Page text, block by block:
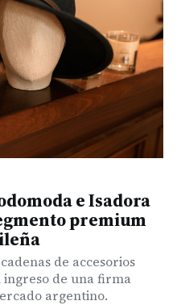
e Isadora
premium
de accesorios
de una firma
argentino.